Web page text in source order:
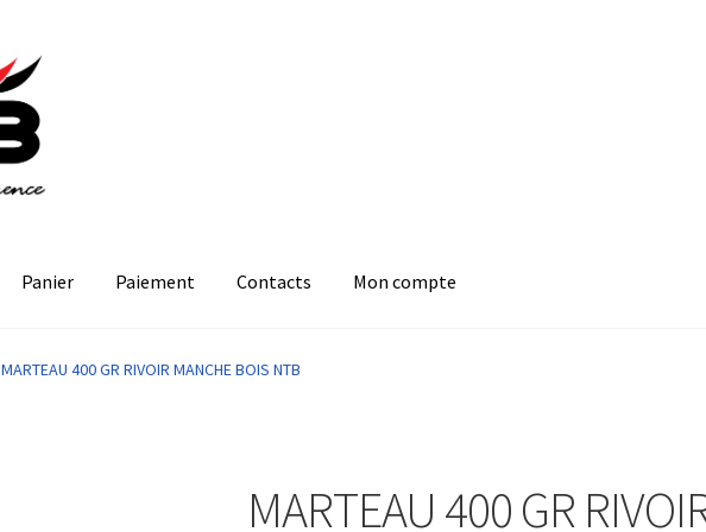
Panier Paiement Contacts Mon compte
MARTEAU 400 GR RIVOIR MANCHE BOIS NTB
MARTEAU 400 GR